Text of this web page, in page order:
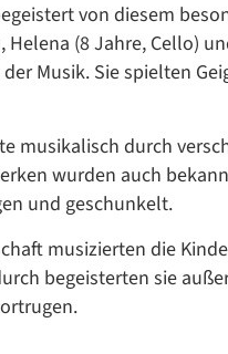
von diesem
(8 Jahre, Cello)
Musik. Sie spielten
musikalisch durch
wurden auch
und geschunkelt.
musizierten die
begeisterten sie